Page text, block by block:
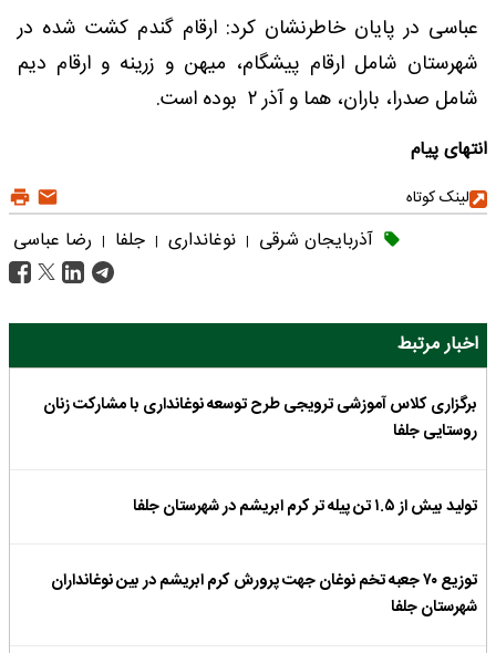
عباسی در پایان خاطرنشان کرد: ارقام گندم کشت شده در
شهرستان شامل ارقام پیشگام، میهن و زرینه و ارقام دیم
شامل صدرا، باران، هما و آذر ۲ بوده است.
انتهای پیام
لینک کوتاه
آذربایجان شرقی | نوغانداری | جلفا | رضا عباسی
اخبار مرتبط
برگزاری کلاس آموزشی ترویجی طرح توسعه نوغانداری با مشارکت زنان
روستایی جلفا
تولید بیش از ۱.۵ تن پیله تر کرم ابریشم در شهرستان جلفا
توزیع ۷۰ جعبه تخم نوغان جهت پرورش کرم ابریشم در بین نوغانداران
شهرستان جلفا